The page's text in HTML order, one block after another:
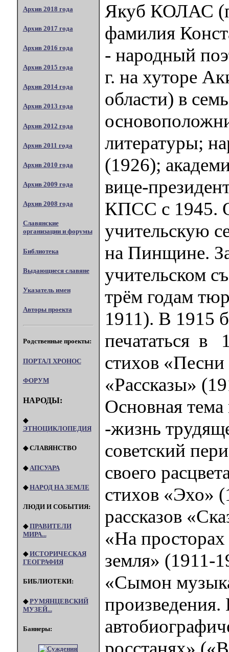
Архив 2018 года
Архив 2017 года
Архив 2016 года
Архив 2015 года
Архив 2014 года
Архив 2013 года
Архив 2012 года
Архив 2011 года
Архив 2010 года
Архив 2009 года
Архив 2008 года
Славянские
организации и форумы
Библиотека
Выдающиеся славяне
Указатель имен
Авторы проекта
Родственные проекты:
ПОРТАЛ XPOHOC
ФОРУМ
НАРОДЫ:
◆
ЭТНОЦИКЛОПЕДИЯ
◆ СЛАВЯНСТВО
◆ АПСУАРА
◆НАРОД НА ЗЕМЛЕ
ЛЮДИ И СОБЫТИЯ:
◆ПРАВИТЕЛИ
МИРА...
◆ИСТОРИЧЕСКАЯ
ГЕОГРАФИЯ
БИБЛИОТЕКИ:
◆РУМЯНЦЕВСКИЙ
МУЗЕЙ...
Баннеры:
Якуб КОЛАС
фамилия
- народный
г. на хуторе
области) в
литературы;
(1926);
вице-
КПСС с 1945.
учительскую
на Пинщине.
учительском
трём годам
1911). В 1915
печататься в
стихов
«Рассказы»
Основная
-жизнь
советский
своего
стихов «Эхо»
рассказов
«На
земля» (1911-
«Сымон
произведения.